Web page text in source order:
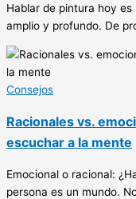
Hablar de pintura hoy
amplio y profundo. De
Consejos
Racionales vs.
escuchar a la mente
Emocional o racional:
persona es un mundo.